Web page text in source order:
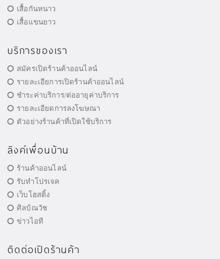
เสื้อกันหนาว
เสื้อแขนยาว
บริการของเรา
สมัครเปิดร้านค้าออนไลน์
รายละเอียการเปิดร้านค้าออนไลน์
ชำระค่าบริการ/ต่ออายุค่าบริการ
รายละเอียดการลงโฆษณา
ตัวอย่างร้านค้าที่เปิดใช้บริการ
ลิงค์เพื่อนบ้าน
ร้านค้าออนไลน์
รับทำโปรเจค
เว็บโฮสติ้ง
ศิลป์ณวัช
ข่าวไอที
ติดต่อเปิดร้านค้า